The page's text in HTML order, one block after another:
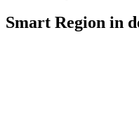
Smart Region in